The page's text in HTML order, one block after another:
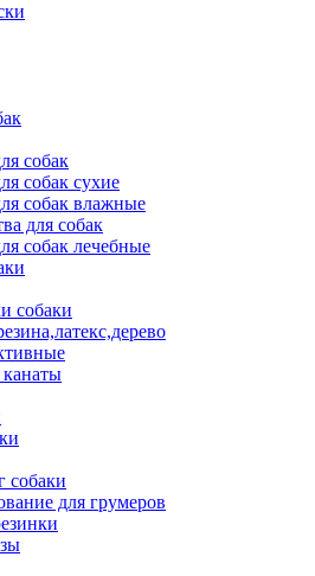
собак
собак сухие
собак влажные
для собак
собак лечебные
собаки
собаки
для грумеров